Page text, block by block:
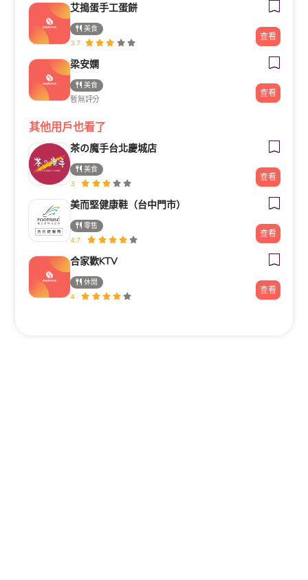
艾搗蛋手工蛋餅
美食
3.7
查看
梁安嫻
美食
暫無評分
查看
其他用戶也看了
茶の魔手台北慶城店
美食
3
查看
美而堅健康鞋（台中門市）
零售
4.7
查看
合家歡KTV
休閒
4
查看